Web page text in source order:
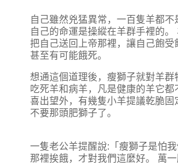
自己雖然兇猛異常，一百隻羊都不
自己的命運是操縱在羊群手裡的。
把自己送回上帝那裡，讓自己飽受
甚至有可能餓死。
想通這個道理後，瘦獅子就對羊群
吃死羊和病羊，凡是健康的羊它都
喜出望外，有幾隻小羊提議乾脆固
不要那頭肥獅子了。
一隻老公羊提醒說:「瘦獅子是怕
那裡挨餓，才對我們這麼好。 萬